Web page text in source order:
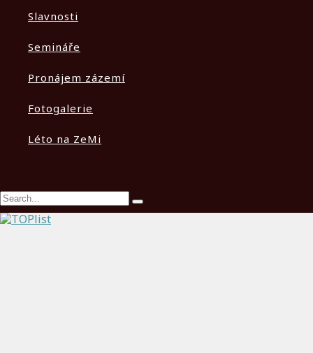
Slavnosti
Semináře
Pronájem zázemí
Fotogalerie
Léto na ZeMi